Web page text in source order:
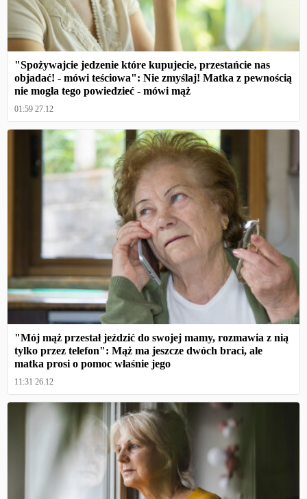
"Spożywajcie jedzenie które kupujecie, przestańcie nas
objadać! - mówi teściowa": Nie zmyślaj! Matka z pewnością
nie mogła tego powiedzieć - mówi mąż
01:59 27.12
"Mój mąż przestał jeździć do swojej mamy, rozmawia z nią
tylko przez telefon": Mąż ma jeszcze dwóch braci, ale
matka prosi o pomoc właśnie jego
11:31 26.12